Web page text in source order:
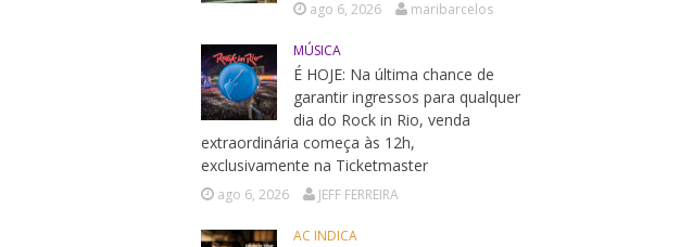
ago 6, 2026 maribarcelos
MÚSICA
É HOJE: Na última chance de
garantir ingressos para qualquer
dia do Rock in Rio, venda
extraordinária começa às 12h,
exclusivamente na Ticketmaster
ago 6, 2026 JEFF FERREIRA
AC INDICA